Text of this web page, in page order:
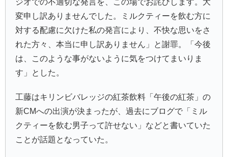
ジオでの不適切な発言を、この場でお詫びします。大
変申し訳ありませんでした。ミルクティーを飲む方に
対する配慮に欠けた私の発言により、不快な思いをさ
れた方々、本当に申し訳ありません」と謝罪。「今後
は、このような事がないように気をつけてまいりま
す」とした。
工藤はキリンビバレッジの紅茶飲料「午後の紅茶」の
新CMへの出演が決まったが、過去にブログで「ミル
クティーを飲む男子って許せない」などと書いていた
ことが話題となっていた。